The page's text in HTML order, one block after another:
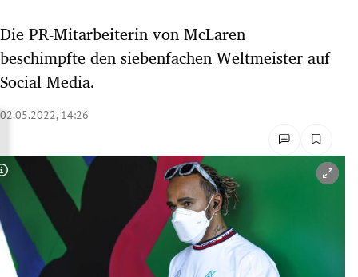
Untermenü
Untermenü
Untermenü
Untermenü
Untermenü
Die PR-Mitarbeiterin von McLaren
beschimpfte den siebenfachen Weltmeister auf
Social Media.
02.05.2022, 14:26
Copyright-Hinweis öffnen/schließen